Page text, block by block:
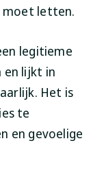
moet letten.
legitieme
en lijkt in
Het is
te
en gevoelige